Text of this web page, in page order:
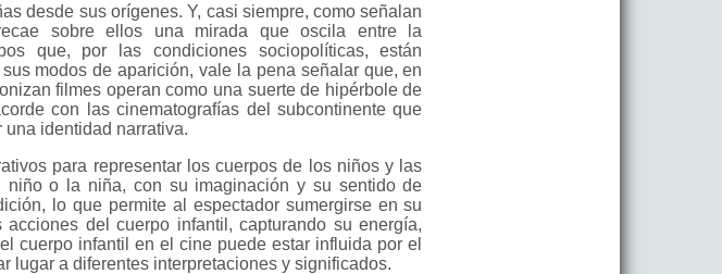
desde sus orígenes. Y, casi siempre, como señalan
sobre ellos una mirada que oscila entre la
que, por las condiciones sociopolíticas, están
modos de aparición, vale la pena señalar que, en
filmes operan como una suerte de hipérbole de
con las cinematografías del subcontinente que
identidad narrativa.
para representar los cuerpos de los niños y las
o la niña, con su imaginación y su sentido de
lo que permite al espectador sumergirse en su
del cuerpo infantil, capturando su energía,
cuerpo infantil en el cine puede estar influida por el
lugar a diferentes interpretaciones y significados.